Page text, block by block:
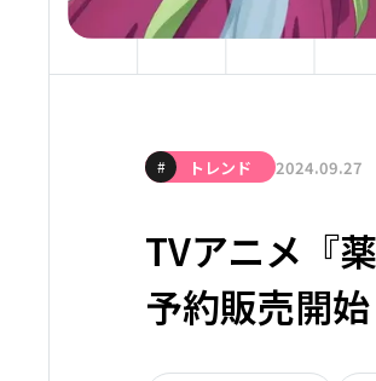
# トレンド 2024.09.27
TVアニメ『
予約販売開始